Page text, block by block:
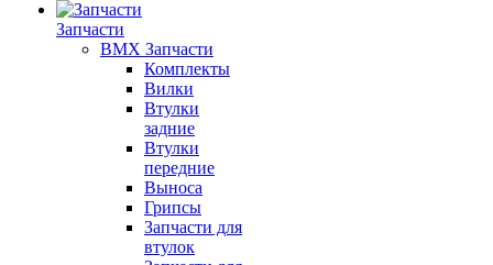
Запчасти
BMX Запчасти
Комплекты
Вилки
Втулки
задние
Втулки
передние
Выноса
Грипсы
Запчасти для
втулок